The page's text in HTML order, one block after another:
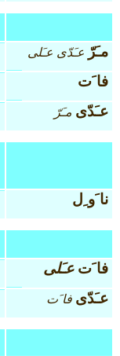
مـَرّ عـَدّى عـَلى
فا َت
عـَدّى مـَرّ
نا َو ِل
فا َتعـَلى
عـَدّى فا َت